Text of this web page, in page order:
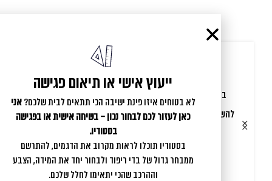
בת אל המקסימה הקדישה לנו זמן והדרכה מקצועית עד
להשלמת התכנון המושלם עבורנו. התוצאה שהתקבלה הערב
בביתנו - בהתאם לציפיות, פלוס פלוס פלוס
הרבה תודה לך יקירה
שי ויעל
ייעוץ אישי או תיאום פגישה
לא בטוחים איזו פינת ישיבה הכי תתאים לבית שלכם?אני
כאן לעזור לכם לבחור נכון – בשיחה אישית או בפגישה
בסטודיו.
בסטודיו תוכלו לראות מקרוב את הדגמים, להתרשם
ממבחר גדול של בדי ריפוד ולבחור יחד את המידה, הצבע
וההרכב שהכי יתאימו לחלל שלכם.